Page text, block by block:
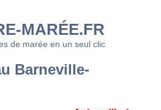
MARÉE.FR
de marée en un seul clic
Barneville-